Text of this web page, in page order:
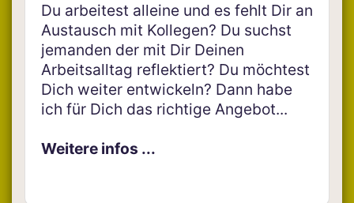
Du arbeitest alleine und es fehlt Dir an
Austausch mit Kollegen? Du suchst
jemanden der mit Dir Deinen
Arbeitsalltag reflektiert? Du möchtest
Dich weiter entwickeln? Dann habe
ich für Dich das richtige Angebot...
Weitere infos ...